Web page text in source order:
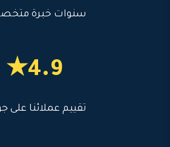
سنوات خبرة
4.9★
تقييم عملائنا على